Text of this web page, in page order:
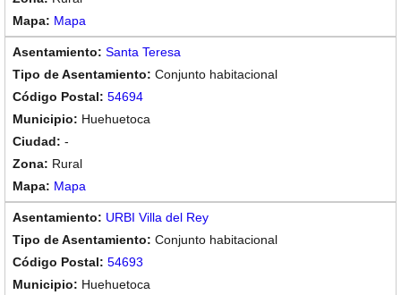
Mapa
Santa Teresa
Conjunto habitacional
54694
Huehuetoca
-
Rural
Mapa
URBI Villa del Rey
Conjunto habitacional
54693
Huehuetoca